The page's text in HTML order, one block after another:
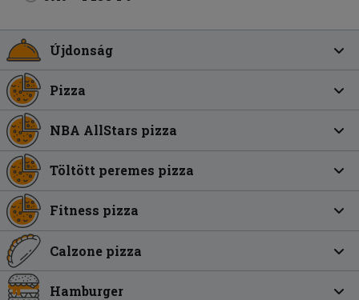
Újdonság
Pizza
NBA AllStars pizza
Töltött peremes pizza
Fitness pizza
Calzone pizza
Hamburger